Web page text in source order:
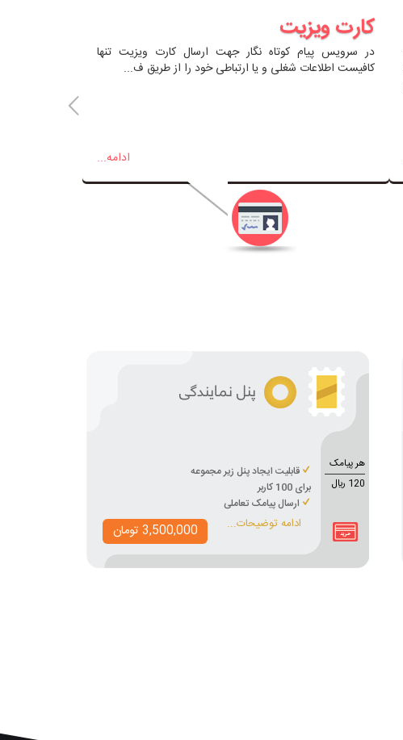
کارت ویزیت
در سرویس پیام کوتاه نگار جهت ارسال کارت ویزیت تنها
کافیست اطلاعات شغلی و یا ارتباطی خود را از طریق ف...
ادامه...
پنل نمایندگی
قابلیت ایجاد پنل زیر مجموعه
برای 100 کاربر
ارسال پیامک تعاملی
ادامه توضیحات... 3,500,000 تومان
هر پیامک
120 ريال